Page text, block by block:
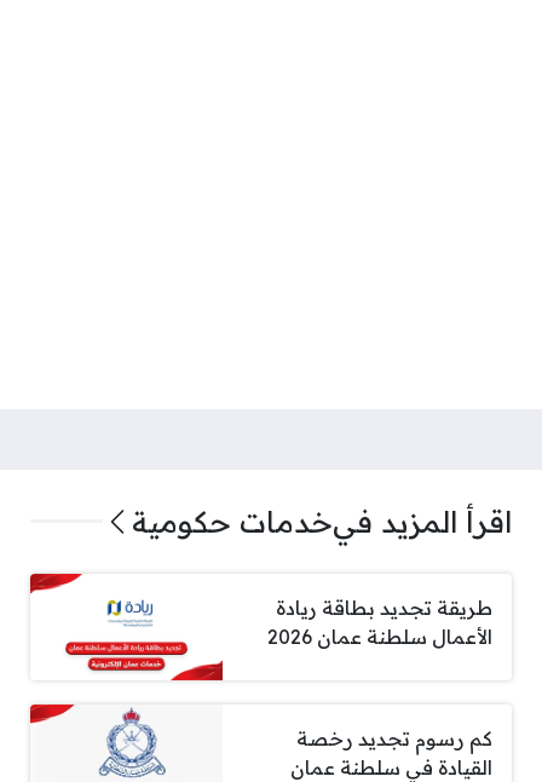
اقرأ المزيد فيخدمات حكومية
طريقة تجديد بطاقة ريادة
الأعمال سلطنة عمان 2026
كم رسوم تجديد رخصة
القيادة في سلطنة عمان